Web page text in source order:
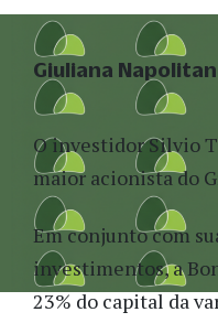
O investidor Silvio
maior acionista do
Em conjunto com
investimentos, a
23% do capital da
Giuliana